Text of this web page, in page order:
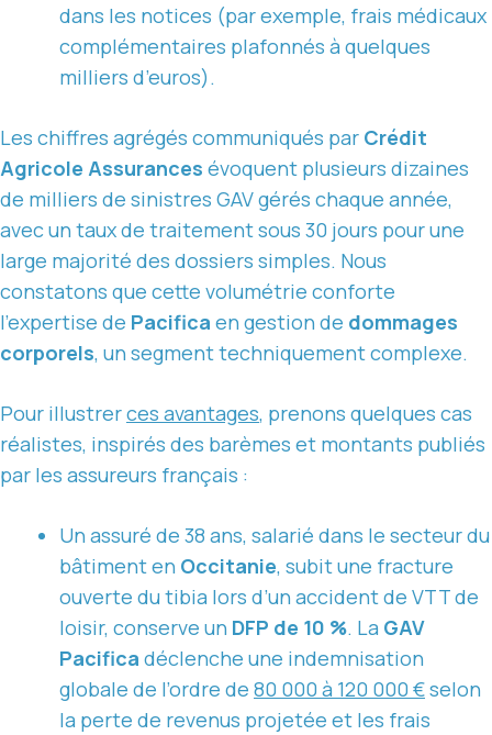
dans les notices (par exemple, frais médicaux
complémentaires plafonnés à quelques
milliers d’euros).
Les chiffres agrégés communiqués par Crédit
Agricole Assurances évoquent plusieurs dizaines
de milliers de sinistres GAV gérés chaque année,
avec un taux de traitement sous 30 jours pour une
large majorité des dossiers simples. Nous
constatons que cette volumétrie conforte
l’expertise de Pacifica en gestion de dommages
corporels, un segment techniquement complexe.
Pour illustrerces avantages, prenons quelques cas
réalistes, inspirés des barèmes et montants publiés
par les assureurs français :
Un assuré de 38 ans, salarié dans le secteur du
bâtiment en Occitanie, subit une fracture
ouverte du tibia lors d’un accident de VTT de
loisir, conserve un DFP de 10 %. La GAV
Pacifica déclenche une indemnisation
globale de l’ordre de 80 000 à 120 000 €selon
la perte de revenus projetée et les frais